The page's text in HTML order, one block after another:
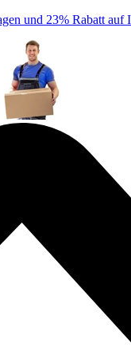
und 23% Rabatt